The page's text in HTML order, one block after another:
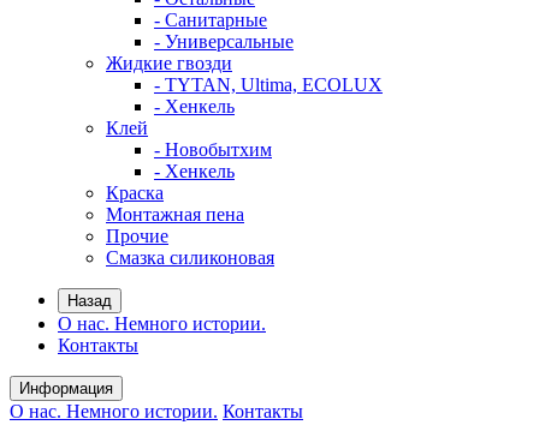
- Санитарные
- Универсальные
Жидкие гвозди
- TYTAN, Ultima, ECOLUX
- Хенкель
Клей
- Новобытхим
- Хенкель
Краска
Монтажная пена
Прочие
Смазка силиконовая
Назад
О нас. Немного истории.
Контакты
Информация
О нас. Немного истории. Контакты